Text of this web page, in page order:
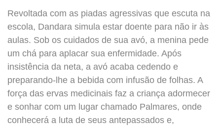
Revoltada com as piadas agressivas que escuta na
escola, Dandara simula estar doente para não ir às
aulas. Sob os cuidados de sua avó, a menina pede
um chá para aplacar sua enfermidade. Após
insistência da neta, a avó acaba cedendo e
preparando-lhe a bebida com infusão de folhas. A
força das ervas medicinais faz a criança adormecer
e sonhar com um lugar chamado Palmares, onde
conhecerá a luta de seus antepassados e,